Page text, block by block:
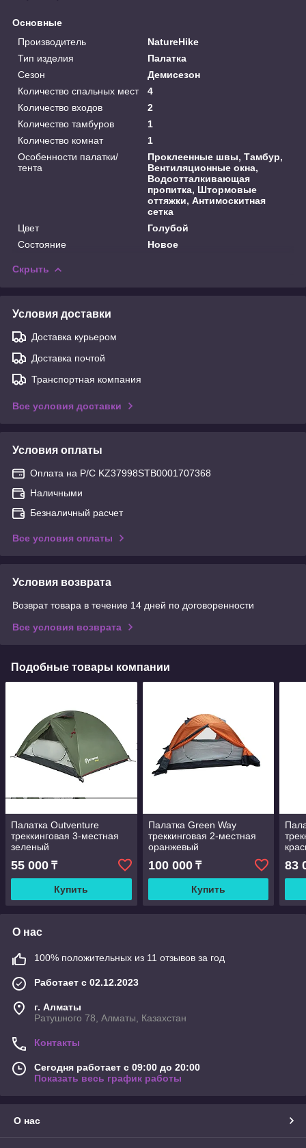
Основные
Производитель
NatureHike
Тип изделия
Палатка
Сезон
Демисезон
Количество спальных мест
4
Количество входов
2
Количество тамбуров
1
Количество комнат
1
Особенности палатки/
тента
Проклеенные швы, Тамбур,
Вентиляционные окна,
Водоотталкивающая
пропитка, Штормовые
оттяжки, Антимоскитная
сетка
Цвет
Голубой
Состояние
Новое
Скрыть
Условия доставки
Доставка курьером
Доставка почтой
Транспортная компания
Все условия доставки
Условия оплаты
Оплата на Р/С KZ37998STB0001707368
Наличными
Безналичный расчет
Все условия оплаты
Условия возврата
Возврат товара в течение 14 дней по договоренности
Все условия возврата
Подобные товары компании
Палатка Outventure
треккинговая 3-местная
зеленый
55 000 ₸
Купить
Палатка Green Way
треккинговая 2-местная
оранжевый
100 000₸
Купить
83
О нас
100% положительных из 11 отзывов за год
Работает с 02.12.2023
г. Алматы
Ратушного 78, Алматы, Казахстан
Контакты
Сегодня работает с 09:00 до 20:00
Показать весь график работы
О нас